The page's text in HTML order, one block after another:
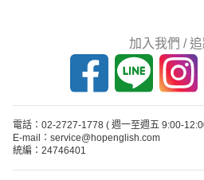
加入我們 / 追
電話：02-2727-1778 ( 週一至週五 9:00-
E-mail：service@hopenglish.com
統編：24746401